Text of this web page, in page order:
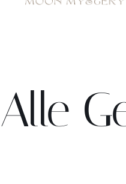
Alle